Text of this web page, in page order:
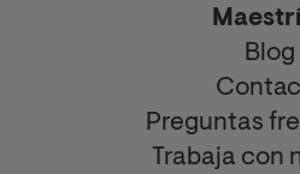
Blog
Preguntas
Trabaja con